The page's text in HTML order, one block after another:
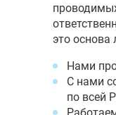
это основа
Нами
С нами
по всей